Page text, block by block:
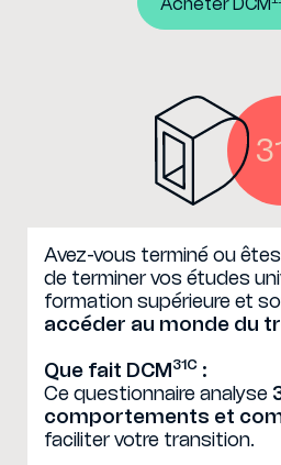
Acheter DCM
Avez-vous terminé ou
de terminer vos études
formation supérieure et
accéder au monde du
Que fait DCM31C :
Ce questionnaire analyse
comportements et
faciliter votre transition.